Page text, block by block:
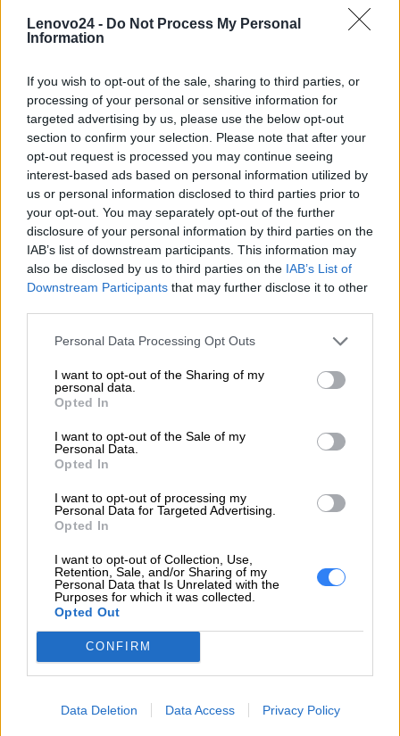
Lenovo24 - Do Not Process My Personal
Information
If you wish to opt-out of the sale, sharing to third parties, or
processing of your personal or sensitive information for
targeted advertising by us, please use the below opt-out
section to confirm your selection. Please note that after your
opt-out request is processed you may continue seeing
interest-based ads based on personal information utilized by
us or personal information disclosed to third parties prior to
your opt-out. You may separately opt-out of the further
disclosure of your personal information by third parties on the
IAB’s list of downstream participants. This information may
also be disclosed by us to third parties on the IAB’s List of
Downstream Participants that may further disclose it to other
Personal Data Processing Opt Outs
I want to opt-out of the Sharing of my
personal data.
Opted In
I want to opt-out of the Sale of my
Personal Data.
Opted In
I want to opt-out of processing my
Personal Data for Targeted Advertising.
Opted In
I want to opt-out of Collection, Use,
Retention, Sale, and/or Sharing of my
Personal Data that Is Unrelated with the
Purposes for which it was collected.
Opted Out
CONFIRM
Data Deletion Data Access Privacy Policy
odpowiedzialny
02-460 Warszawa
https://lenovo.com
Pomoc
techniczna
https://support.lenovo.com/pl/pl/
ZAPYTAJ O PRODUKT
EMAIL
WIADOMOŚĆ